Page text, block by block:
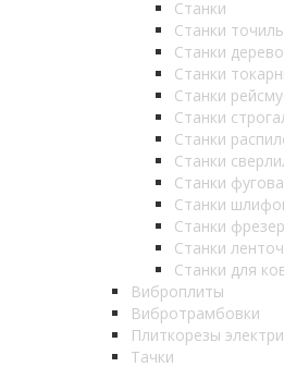
Станки
Станки
Станки
Станки
Станки
Станки
Станки
Станки
Станки
Станки
Станки
Станки
Станки для
Виброплиты
Вибротрамбовки
Плиткорезы
Тачки